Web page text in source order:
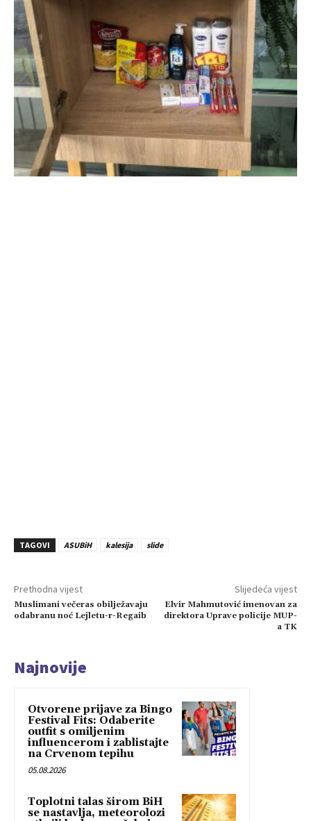
TAGOVI ASUBiH kalesija slide
Prethodna vijest
Muslimani večeras obilježavaju
odabranu noć Lejletu-r-Regaib
Slijedeća vijest
Elvir Mahmutović imenovan za
direktora Uprave policije MUP-
a TK
Najnovije
Otvorene prijave za Bingo
Festival Fits: Odaberite
outfit s omiljenim
influencerom i zablistajte
na Crvenom tepihu
05.08.2026
Toplotni talas širom BiH
se nastavlja, meteorolozi